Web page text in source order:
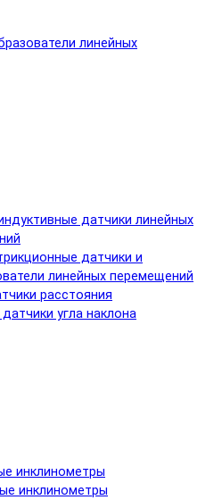
линейных
датчики линейных
датчики и
линейных перемещений
расстояния
угла наклона
инклинометры
инклинометры